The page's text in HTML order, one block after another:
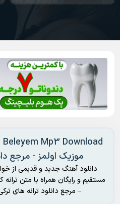
موزیک اولمز - مرجع
دانلود آهنگ جدید و قدیمی از
– مرجع دانلود ترانه های